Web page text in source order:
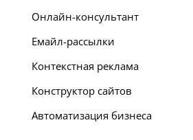
Онлайн-консультант
Емайл-рассылки
Контекстная реклама
Конструктор сайтов
Автоматизация бизнеса